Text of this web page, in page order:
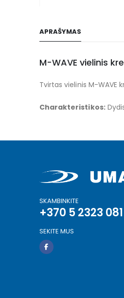
the
of
images
APRAŠYMAS
M-WAVE vielinis
Tvirtas vielinis M-WAVE
Charakteristikos:
SKAMBINKITE
+370 5 2323 081
SEKITE MUS